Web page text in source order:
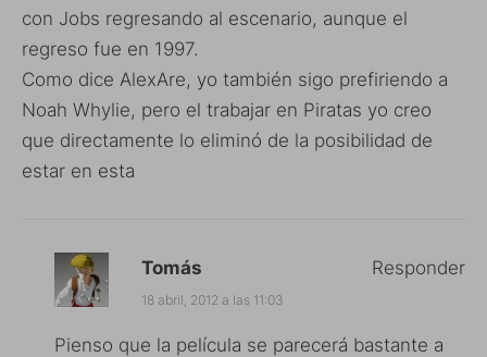
con Jobs regresando al escenario, aunque el
regreso fue en 1997.
Como dice AlexAre, yo también sigo prefiriendo a
Noah Whylie, pero el trabajar en Piratas yo creo
que directamente lo eliminó de la posibilidad de
estar en esta
Tomás
18 abril, 2012 a las 11:03
Pienso que la película se parecerá bastante a
Responder